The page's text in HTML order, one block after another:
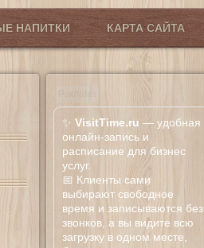
НАПИТКИ КАРТА САЙТА
✨ VisitTime.ru — удобная
онлайн-запись и
расписание для бизнес
услуг.
📅 Клиенты сами
выбирают свободное
время и записываются без
звонков, а вы видите всю
загрузку в одном месте,